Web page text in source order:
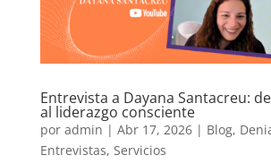
Entrevista a Dayana Santacreu:
al liderazgo consciente
por admin | Abr 17, 2026| Blog,
Entrevistas, Servicios